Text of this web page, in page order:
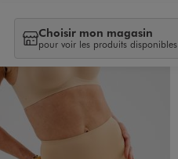
Choisir mon magasin
pour voir les produits disponibles